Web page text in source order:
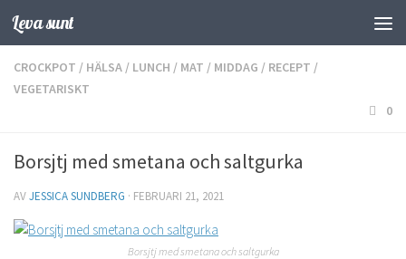
Hoppa till innehåll
Leva sunt
CROCKPOT / HÄLSA / LUNCH / MAT / MIDDAG / RECEPT /
VEGETARISKT
0
Borsjtj med smetana och saltgurka
AVJESSICA SUNDBERG · FEBRUARI 21, 2021
Borsjtj med smetana och saltgurka